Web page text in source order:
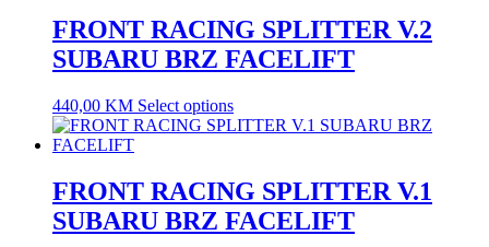
FRONT RACING SPLITTER V.2
SUBARU BRZ FACELIFT
440,00 KM Select options
FRONT RACING SPLITTER V.1
SUBARU BRZ FACELIFT